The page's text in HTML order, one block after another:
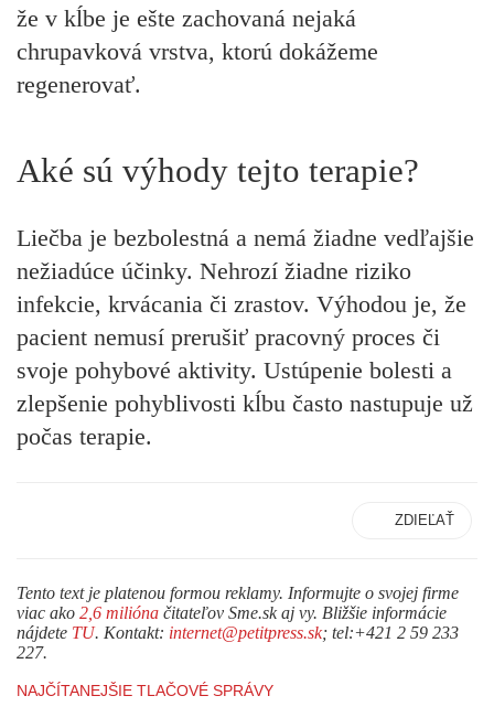
že v kĺbe je ešte zachovaná nejaká
chrupavková vrstva, ktorú dokážeme
regenerovať.
Aké sú výhody tejto terapie?
Liečba je bezbolestná a nemá žiadne vedľajšie
nežiadúce účinky. Nehrozí žiadne riziko
infekcie, krvácania či zrastov. Výhodou je, že
pacient nemusí prerušiť pracovný proces či
svoje pohybové aktivity. Ustúpenie bolesti a
zlepšenie pohyblivosti kĺbu často nastupuje už
počas terapie.
ZDIEĽAŤ
Tento text je platenou formou reklamy. Informujte o svojej firme
viac ako 2,6 milióna čitateľov Sme.sk aj vy. Bližšie informácie
nájdete TU. Kontakt: internet@petitpress.sk; tel:+421 2 59 233
227.
NAJČÍTANEJŠIE TLAČOVÉ SPRÁVY